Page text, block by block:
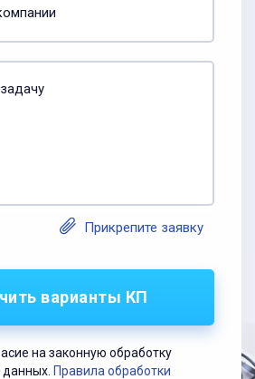
Прикрепите заявку
варианты КП
на законную обработку
Правила обработки